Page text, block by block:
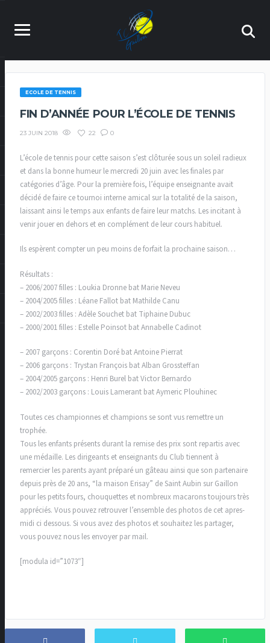
ECOLE DE TENNIS
FIN D’ANNÉE POUR L’ÉCOLE DE TENNIS
23 JUIN 2018 22 0
L’école de tennis pour cette saison s’est clôturée sous un soleil radieux
et dans la bonne humeur le mercredi 20 juin avec les finales par
catégories d’âge. Pour la première fois, l’équipe enseignante avait
décidé de faire ce tournoi interne amical sur la totalité de la saison,
laissant ainsi le temps aux enfants de faire leur matchs. Les incitant à
venir jouer en dehors et en complément de leur cours habituel.
Ils espèrent compter un peu moins de forfait la prochaine saison…
Résultats :
– 2006/2007 filles : Loukia Dronne bat Marie Neveu
– 2004/2005 filles : Léane Fallot bat Mathilde Canu
– 2002/2003 filles : Adèle Souchet bat Tiphaine Dubuc
– 2000/2001 filles : Estelle Poinsot bat Annabelle Cadinot
– 2007 garçons : Corentin Doré bat Antoine Pierrat
– 2006 garçons : Trystan François bat Alban Grossteffan
– 2004/2005 garçons : Henri Burel bat Victor Bernardo
– 2002/2003 garçons : Louis Lamerant bat Aymeric Plouhinec
Toutes ces championnes et champions se sont vus remettre un
trophée.
Tous les enfants présents durant la remise des prix sont repartis avec
une médaille. Les dirigeants et enseignants du Club tiennent à
remercier les parents ayant préparé un gâteau ainsi que son partenaire
depuis près de 20 ans, “la maison Erisay” de Saint Aubin sur Gaillon
pour les petits fours, chouquettes et nombreux macarons toujours très
appréciés. Vous pouvez retrouver l’ensemble des photos de cet apres-
midi ci dessous. Si vous avez des photos et souhaitez les partager,
vous pouvez nous les envoyer par mail.
[modula id=”1073″]